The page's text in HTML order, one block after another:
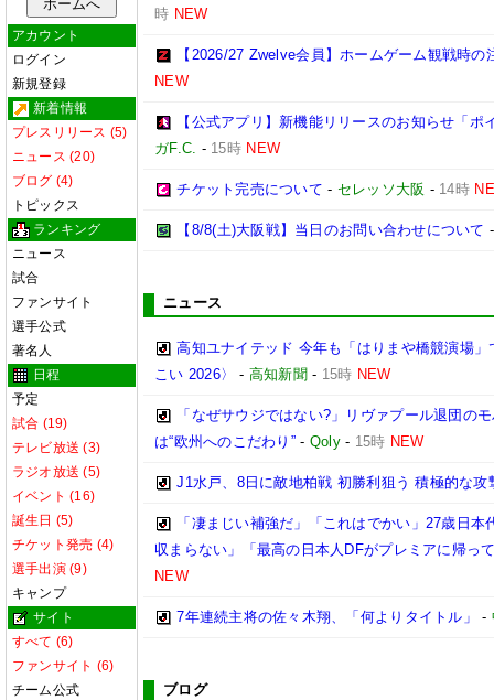
アカウント
ログイン
新規登録
新着情報
プレスリリース (5)
ニュース (20)
ブログ (4)
トピックス
ランキング
ニュース
試合
ファンサイト
選手公式
著名人
日程
予定
試合 (19)
テレビ放送 (3)
ラジオ放送 (5)
イベント (16)
誕生日 (5)
チケット発売 (4)
選手出演 (9)
キャンプ
サイト
すべて (6)
ファンサイト (6)
チーム公式
時 NEW
【2026/27 Zwelve会員】ホームゲーム観戦時の
NEW
【公式アプリ】新機能リリースのお知らせ「
ガF.C. - 15時 NEW
チケット完売について - セレッソ大阪 - 14時
【8/8(土)大阪戦】当日のお問い合わせについて
ニュース
高知ユナイテッド 今年も「はりまや橋競演場
こい 2026〉
- 高知新聞 - 15時 NEW
「なぜサウジではない?」リヴァプール退団の
は“欧州へのこだわり”- Qoly- 15時 NEW
J1水戸、8日に敵地柏戦 初勝利狙う 積極的な攻
「凄まじい補強だ」「これはでかい」27歳日
収まらない」「最高の日本人DFがプレミアに帰っ
NEW
7年連続主将の佐々木翔、「何よりタイトル」 -
ブログ